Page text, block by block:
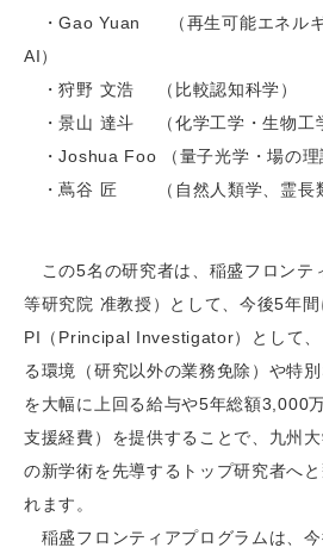
・Gao Yuan （再生可能エネルギ
AI）
・狩野 文浩 （比較認知科学）
・景山 達斗 （化学工学・生物工
・Joshua Foo （量子光学・場の理
・蔦谷 匠 （自然人類学、霊長類
この5名の研究者は、稲盛フロンテ
等研究院 准教授）として、今後5年
PI（Principal Investigator）として、
る環境（研究以外の業務免除）や特
を大幅に上回る給与や5年総額3,000
支援経費）を提供することで、九州
の新学術を先導するトップ研究者へ
れます。
稲盛フロンティアプログラムは、今